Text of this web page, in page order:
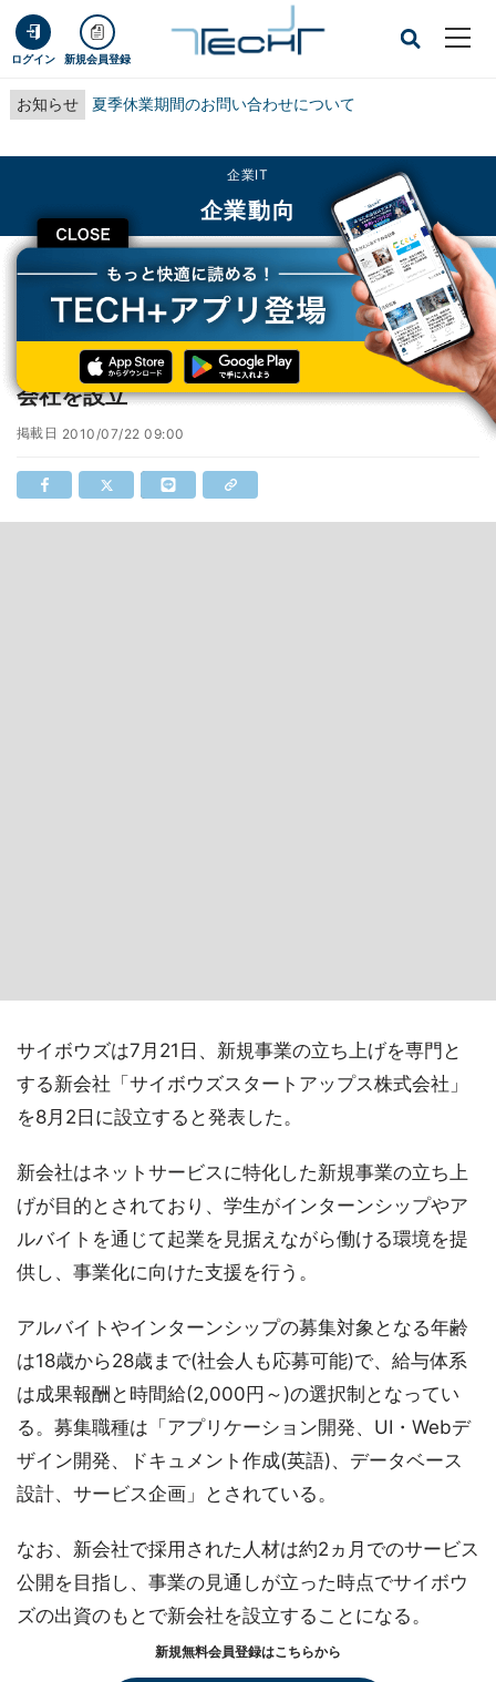
ログイン 新規会員登録
お知らせ 夏季休業期間のお問い合わせについて
CLOSE
企業IT
企業動向
TECH+ 企業IT
企業動向
サイボウズ、ネットベンチャー育成専門の新会社を設立
サイボウズ、ネットベンチャー育成専門の新
会社を設立
掲載日 2010/07/22 09:00
サイボウズは7月21日、新規事業の立ち上げを専門と
する新会社「サイボウズスタートアップス株式会社」
を8月2日に設立すると発表した。
新会社はネットサービスに特化した新規事業の立ち上
げが目的とされており、学生がインターンシップやア
ルバイトを通じて起業を見据えながら働ける環境を提
供し、事業化に向けた支援を行う。
アルバイトやインターンシップの募集対象となる年齢
は18歳から28歳まで(社会人も応募可能)で、給与体系
は成果報酬と時間給(2,000円～)の選択制となってい
る。募集職種は「アプリケーション開発、UI・Webデ
ザイン開発、ドキュメント作成(英語)、データベース
設計、サービス企画」とされている。
なお、新会社で採用された人材は約2ヵ月でのサービス
公開を目指し、事業の見通しが立った時点でサイボウ
ズの出資のもとで新会社を設立することになる。
新規無料会員登録はこちらから